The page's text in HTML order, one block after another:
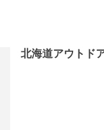
北海道アウトド